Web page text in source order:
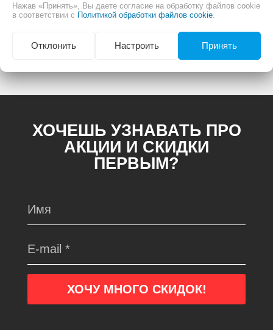
Изображение товара и комплектация могут
отличаться. СмотретьПолное описание:
ХОЧЕШЬ УЗНАВАТЬ ПРО
АКЦИИ И СКИДКИ
ПЕРВЫМ?
Нажав «Принять», Вы даете согласие на обработку файлов cookie
в соответствии с Политикой обработки файлов cookie
Отклонить Настроить Принять